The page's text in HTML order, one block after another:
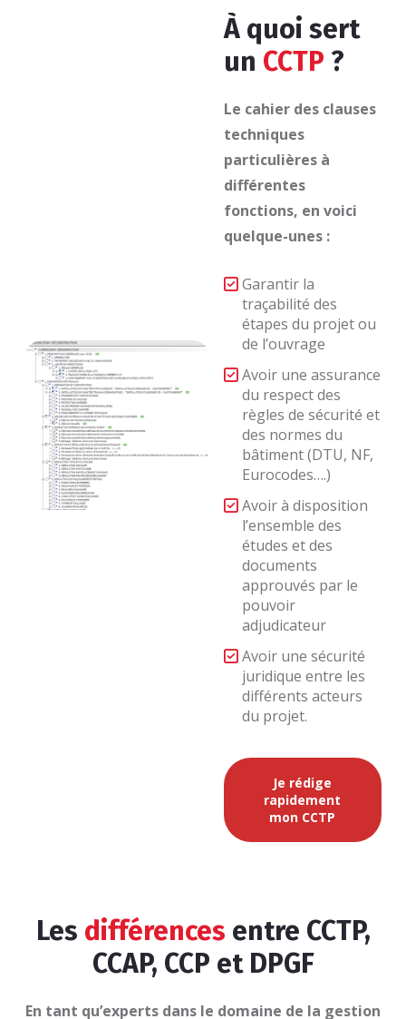
À quoi sert
un CCTP ?
Le cahier des clauses
techniques
particulières à
différentes
fonctions, en voici
quelque-unes :
Garantir la
traçabilité des
étapes du projet ou
de l’ouvrage
Avoir une assurance
du respect des
règles de sécurité et
des normes du
bâtiment (DTU, NF,
Eurocodes….)
Avoir à disposition
l’ensemble des
études et des
documents
approuvés par le
pouvoir
adjudicateur
Avoir une sécurité
juridique entre les
différents acteurs
du projet.
Je rédige
rapidement
mon CCTP
Les différences entre CCTP,
CCAP, CCP et DPGF
En tant qu’experts dans le domaine de la gestion